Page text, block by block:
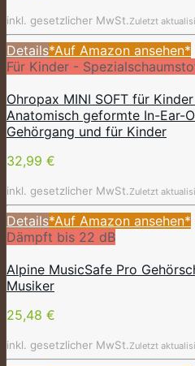
inkl. gesetzlicher MwSt.Zuletzt
Details*Auf Amazon ansehen*
Für Kinder -
Ohropax MINI SOFT für
Anatomisch geformte In-Ear-
Gehörgang und für Kinder
32,99 €
inkl. gesetzlicher MwSt.Zuletzt
Details*Auf Amazon ansehen*
Dämpft bis 22 dB
Alpine MusicSafe Pro
Musiker
25,48 €
inkl. gesetzlicher MwSt.Zuletzt